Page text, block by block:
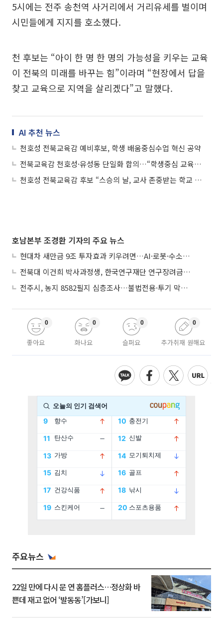
5시에는 전주 송천역 사거리에서 거리유세를 벌이며
시민들에게 지지를 호소했다.
천 후보는 “아이 한 명 한 명의 가능성을 키우는 교육
이 전북의 미래를 바꾸는 힘”이라며 “현장에서 답을
찾고 교육으로 지역을 살리겠다”고 말했다.
AI 추천 뉴스
천호성 전북교육감 예비후보, 학생 배움중심수업 혁신 공약
전북교육감 천호성·유성동 단일화 합의…“학생중심 교육 실현”
천호성 전북교육감 후보 “스승의 날, 교사 존중받는 학교 만들겠다”
호남본부 조경환 기자의 주요 뉴스
현대차 새만금 9조 투자효과 키우려면…AI·로봇·수소 공공기관 집적화 시급
전북대 이건희 박사과정생, 한국연구재단 연구장려금 선정
전주시, 농지 8582필지 심층조사…불법전용·투기 막는다
좋아요
0
화나요
0
슬퍼요
0
추가취재 원해요
0
주요뉴스
22일 만에 다시 문 연 홈플러스…정상화 바
쁜데 재고 없어 ‘발동동’[가보니]